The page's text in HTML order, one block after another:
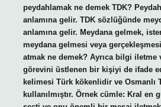
peydahlamak ne demek TDK?
anlamına gelir. TDK sözlüğünde
anlamına gelir. Meydana gelmek,
meydana gelmesi veya
atmak ne demek? Ayrıca bilgi
görevini üstlenen bir kişiyi de ifade
kelimesi Türk kökenlidir ve Osmanlı
kullanılmıştır. Örnek cümle: Kral en